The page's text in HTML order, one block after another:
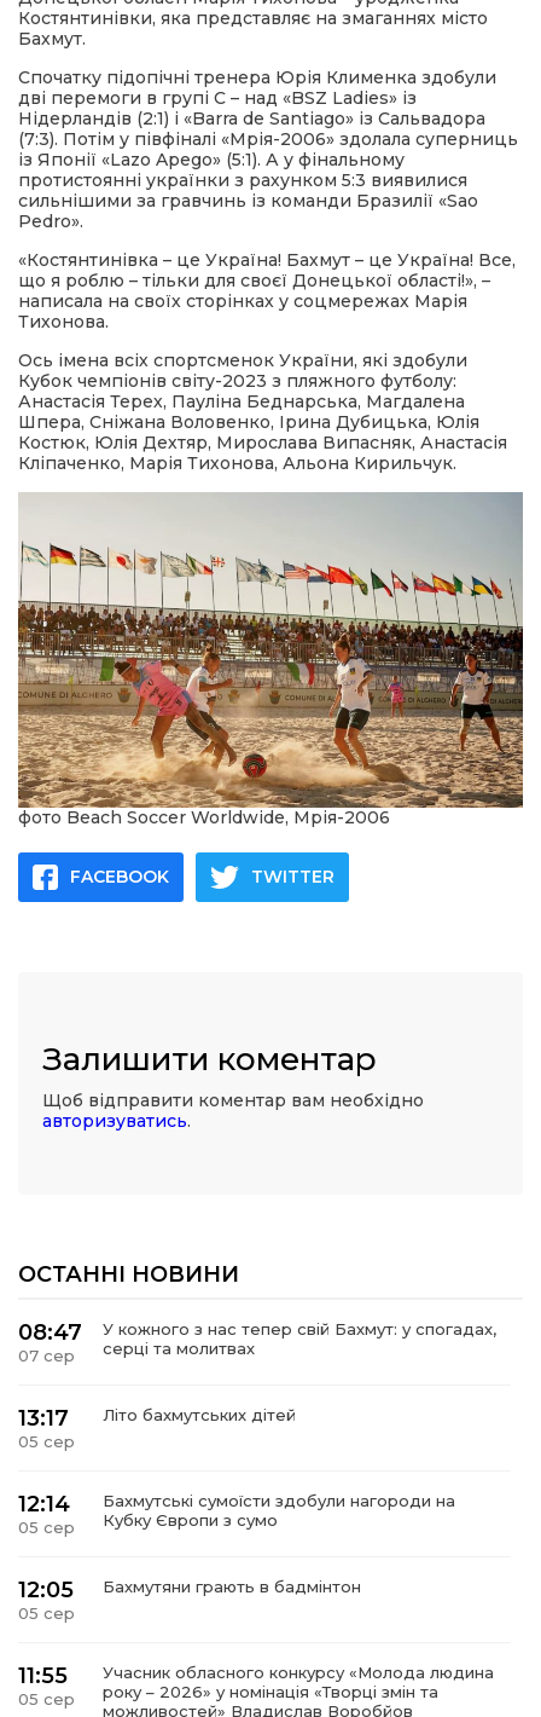
Костянтинівки, яка представляє на змаганнях місто
Бахмут.
Спочатку підопічні тренера Юрія Клименка здобули
дві перемоги в групі C – над «BSZ Ladies» із
Нідерландів (2:1) і «Barra de Santiago» із Сальвадора
(7:3). Потім у півфіналі «Мрія-2006» здолала суперниць
із Японії «Lazo Apego» (5:1). А у фінальному
протистоянні українки з рахунком 5:3 виявилися
сильнішими за гравчинь із команди Бразилії «Sao
Pedro».
«Костянтинівка – це Україна! Бахмут – це Україна! Все,
що я роблю – тільки для своєї Донецької області!», –
написала на своїх сторінках у соцмережах Марія
Тихонова.
Ось імена всіх спортсменок України, які здобули
Кубок чемпіонів світу-2023 з пляжного футболу:
Анастасія Терех, Пауліна Беднарська, Магдалена
Шпера, Сніжана Воловенко, Ірина Дубицька, Юлія
Костюк, Юлія Дехтяр, Мирослава Випасняк, Анастасія
Кліпаченко, Марія Тихонова, Альона Кирильчук.
фото Beach Soccer Worldwide, Мрія-2006
FACEBOOK TWITTER
Залишити коментар
Щоб відправити коментар вам необхідно
авторизуватись.
ОСТАННІ НОВИНИ
08:47
07 сер
У кожного з нас тепер свій Бахмут: у спогадах,
серці та молитвах
13:17
05 сер
Літо бахмутських дітей
12:14
05 сер
Бахмутські сумоїсти здобули нагороди на
Кубку Європи з сумо
12:05
05 сер
Бахмутяни грають в бадмінтон
11:55
05 сер
Учасник обласного конкурсу «Молода людина
року – 2026» у номінація «Творці змін та
можливостей» Владислав Воробйов